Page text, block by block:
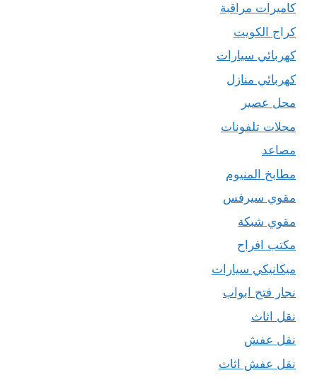
كاميرات مراقبة
كراج الكويت
كهربائي سيارات
كهربائي منازل
محل عصير
محلات تلفونات
مصاعد
مطابخ المنيوم
مقوي سيرفس
مقوي شبكة
مكتب افراح
ميكانيكي سيارات
نجار فتح ابواب
نقل اثاث
نقل عفش
نقل عفش اثاث